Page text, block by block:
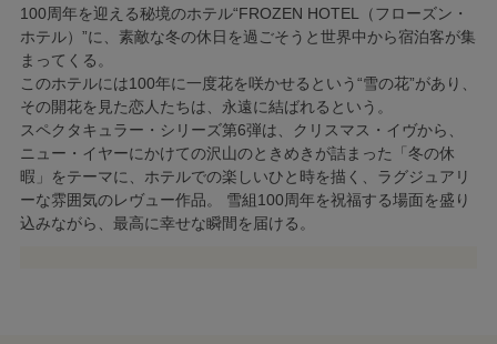
100周年を迎える秘境のホテル“FROZEN HOTEL（フローズン・
ホテル）”に、素敵な冬の休日を過ごそうと世界中から宿泊客が集
まってくる。
このホテルには100年に一度花を咲かせるという“雪の花”があり、
その開花を見た恋人たちは、永遠に結ばれるという。
スペクタキュラー・シリーズ第6弾は、クリスマス・イヴから、
ニュー・イヤーにかけての沢山のときめきが詰まった「冬の休
暇」をテーマに、ホテルでの楽しいひと時を描く、ラグジュアリ
ーな雰囲気のレヴュー作品。 雪組100周年を祝福する場面を盛り
込みながら、最高に幸せな瞬間を届ける。